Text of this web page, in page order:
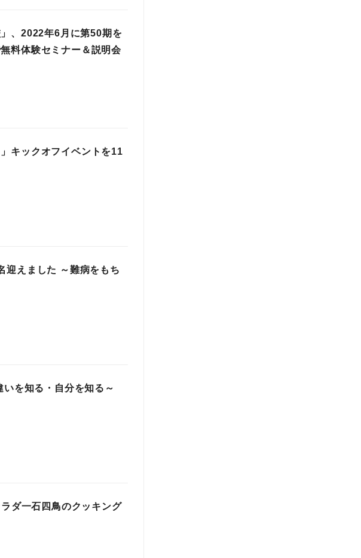
、2022年6月に第50期を
料体験セミナー＆説明会
キックオフイベントを11
迎えました ～難病をもち
いを知る・自分を知る～
ダ一石四鳥のクッキング